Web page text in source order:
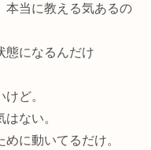
本当に教える気あるの
態になるんだけ
ど。
ない。
に動いてるだけ。